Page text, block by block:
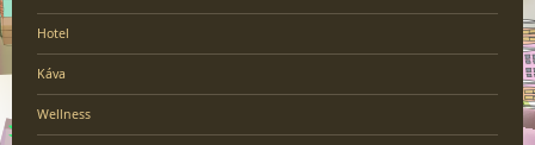
Hotel
Káva
Wellness